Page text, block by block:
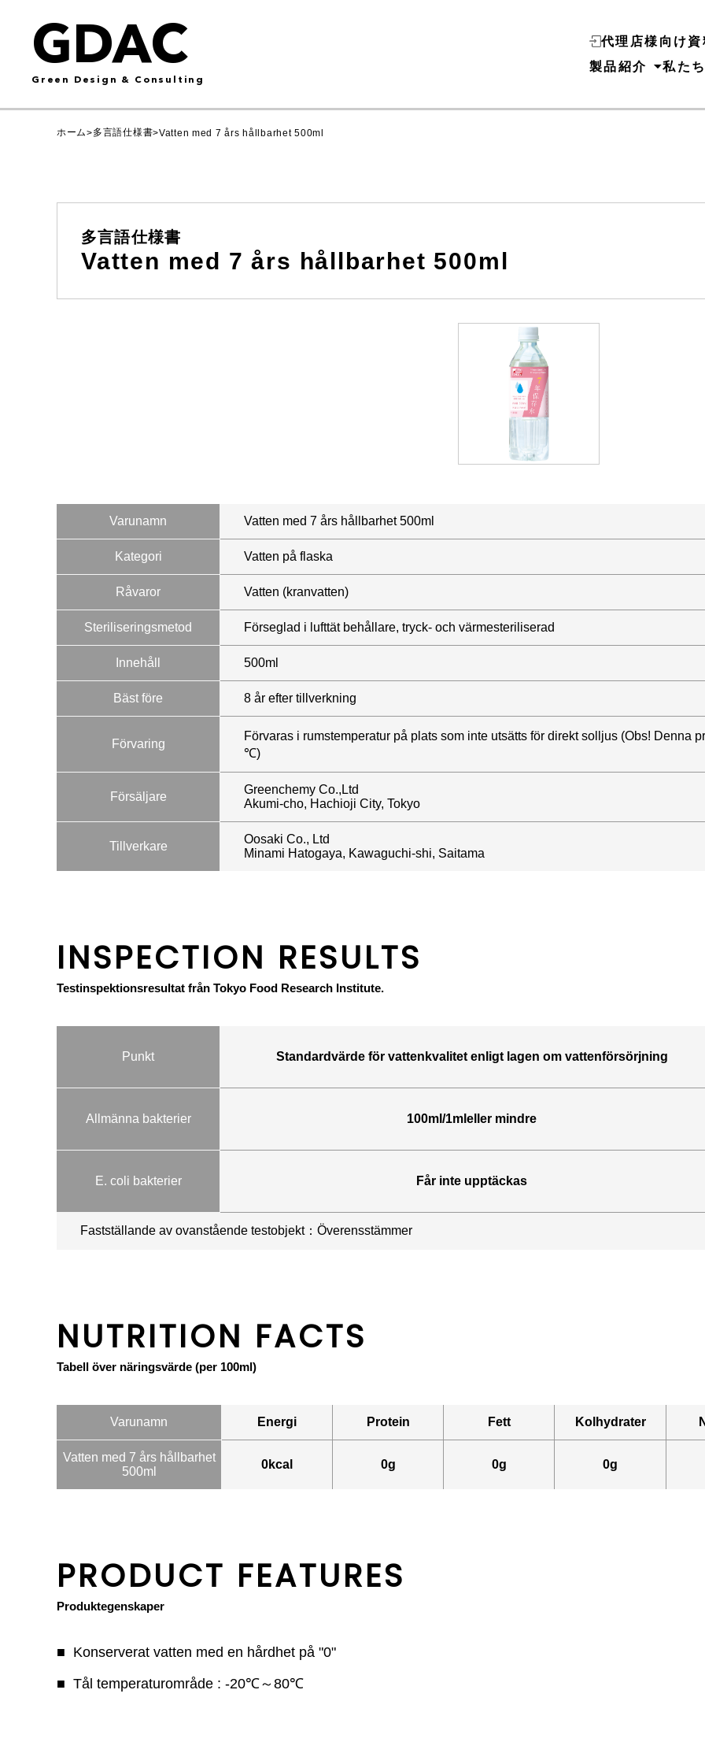
GDAC
Green Design & Consulting
代理店様向け資
製品紹介
私た
ホーム>多言語仕様書>Vatten med 7 års hållbarhet 500ml
多言語仕様書
Vatten med 7 års hållbarhet 500ml
Varunamn Vatten med 7 års hållbarhet 500ml
Kategori Vatten på flaska
Råvaror Vatten (kranvatten)
Steriliseringsmetod Förseglad i lufttät behållare, tryck- och värmesteriliserad
Innehåll 500ml
Bäst före 8 år efter tillverkning
Förvaring
Förvaras i rumstemperatur på plats som inte utsätts för direkt solljus ​(Obs! Denna
℃)
Försäljare
Greenchemy Co.,Ltd
Akumi-cho, Hachioji City, Tokyo
Tillverkare
Oosaki Co., Ltd
Minami Hatogaya, Kawaguchi-shi, Saitama
INSPECTION RESULTS
Testinspektionsresultat från Tokyo Food Research Institute.
Punkt Standardvärde för vattenkvalitet enligt lagen om vattenförsörjning
Allmänna bakterier 100ml/1mleller mindre
E. coli bakterier Får inte upptäckas
Fastställande av ovanstående testobjekt：Överensstämmer
NUTRITION FACTS
Tabell över näringsvärde (per 100ml)
Varunamn Energi Protein Fett Kolhydrater
Vatten med 7 års hållbarhet
500ml
0kcal 0g 0g 0g
PRODUCT FEATURES
Produktegenskaper
Konserverat vatten med en hårdhet på "0"
Tål temperaturområde : -20℃～80℃